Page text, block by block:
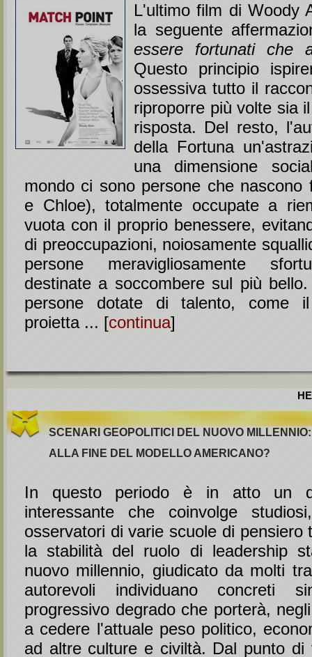
L'ultimo film di Woody
la seguente
essere fortunati che
Questo principio
ossessiva tutto il
riproporre più volte sia
risposta. Del resto,
della Fortuna
una dimensione
mondo ci sono persone che nascono
e Chloe), totalmente occupate a
vuota con il proprio benessere,
di preoccupazioni, noiosamente
persone meravigliosamente
destinate a soccombere sul più
persone dotate di talento, come il
proietta ... [continua]
SCENARI GEOPOLITICI DEL NUOVO
ALLA FINE DEL MODELLO AMERICANO?
In questo periodo è in atto un
interessante che coinvolge
osservatori di varie scuole di pensiero
la stabilità del ruolo di leadership
nuovo millennio, giudicato da molti
autorevoli individuano concreti
progressivo degrado che porterà,
a cedere l'attuale peso politico,
ad altre culture e civiltà. Dal punto di